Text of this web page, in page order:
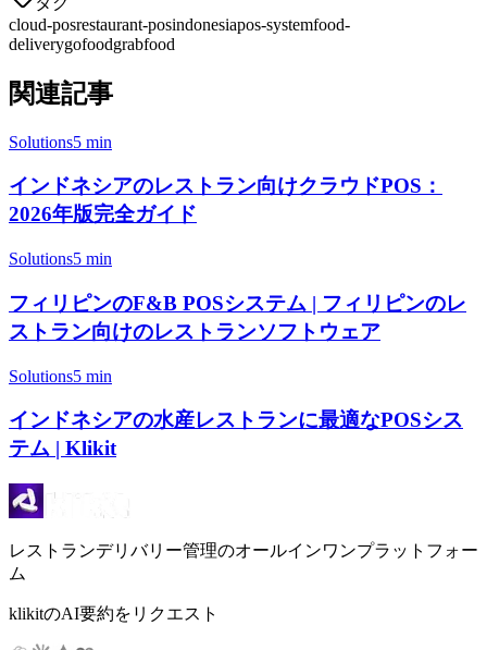
cloud-posrestaurant-posindonesiapos-systemfood-
deliverygofoodgrabfood
関連記事
Solutions5 min
インドネシアのレストラン向けクラウドPOS：
2026年版完全ガイド
Solutions5 min
フィリピンのF&B POSシステム | フィリピンのレ
ストラン向けのレストランソフトウェア
Solutions5 min
インドネシアの水産レストランに最適なPOSシス
テム | Klikit
レストランデリバリー管理のオールインワンプラットフォー
ム
klikitのAI要約をリクエスト